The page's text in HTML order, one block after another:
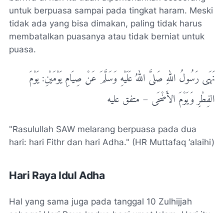
untuk berpuasa sampai pada tingkat haram. Meski
tidak ada yang bisa dimakan, paling tidak harus
membatalkan puasanya atau tidak berniat untuk
puasa.
نَهَى رَسُولُ اللهِ صَلىَّ اللهُ عَلَيْهِ وَسَلَّمَ عَنْ صِيَامِ يَوْمَيْنِ: يَوْمَ
الفِطْرِ وَيَوْمَ الأَضْحَى – متفق عليه
"Rasulullah SAW melarang berpuasa pada dua
hari: hari Fithr dan hari Adha." (HR Muttafaq ‘alaihi)
Hari Raya Idul Adha
Hal yang sama juga pada tanggal 10 Zulhijjah